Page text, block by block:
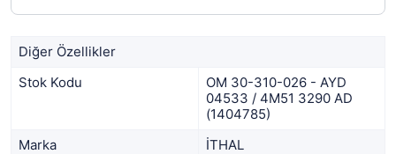
Diğer Özellikler
Stok Kodu
OM 30-310-026 - AYD
04533 / 4M51 3290 AD
(1404785)
Marka
İTHAL